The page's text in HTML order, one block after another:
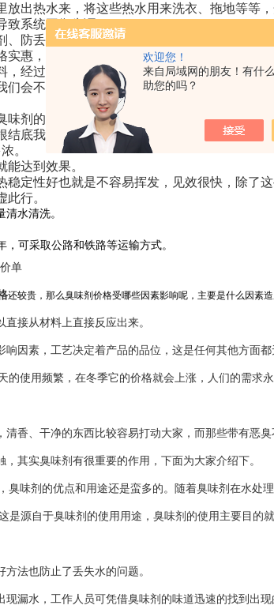
欢迎您！
来自局域网的朋友！有什
助您的吗？
出热水来，将这些热水用来洗衣、拖地等等
系统平衡失调。
防丢水臭味剂、大蒜味防丢水剂、锅炉防失
惠，质量有保障，欢迎全国各地的有意客户前
，经过多项生产、试验研制而成的一款优质产
会不愿意去闻。这款防丢水臭味剂主要适用
剂的臭味剂厂家，集研发、生产、销售三位
底我厂觉得它有以下特点。
。
达到效果。
定性好也就是不容易挥发，见效很快，除了
行。
水清洗。
可采取公路和铁路等运输方式。
单
还较贵，那么臭味剂价格受哪些因素影响呢，主要是什么因素
接从材料上直接反应出来。
因素，工艺决定着产品的品位，这是任何其他方面都
的使用频繁，在冬季它的价格就会上涨，人们的需求
香、干净的东西比较容易打动大家，而那些带有恶
其实臭味剂有很重要的作用，下面为大家介绍下。
臭味剂的优点和用途还是蛮多的。随着臭味剂在水处
是源自于臭味剂的使用用途，臭味剂的使用主要目的
法也防止了丢失水的问题。
漏水，工作人员可凭借臭味剂的味道迅速的找到出